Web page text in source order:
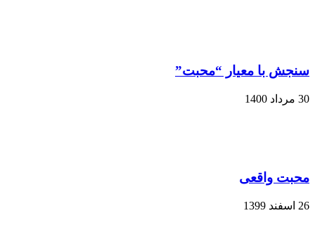
سنجش با معیار “محبت”
30 مرداد 1400
محبت واقعی
26 اسفند 1399